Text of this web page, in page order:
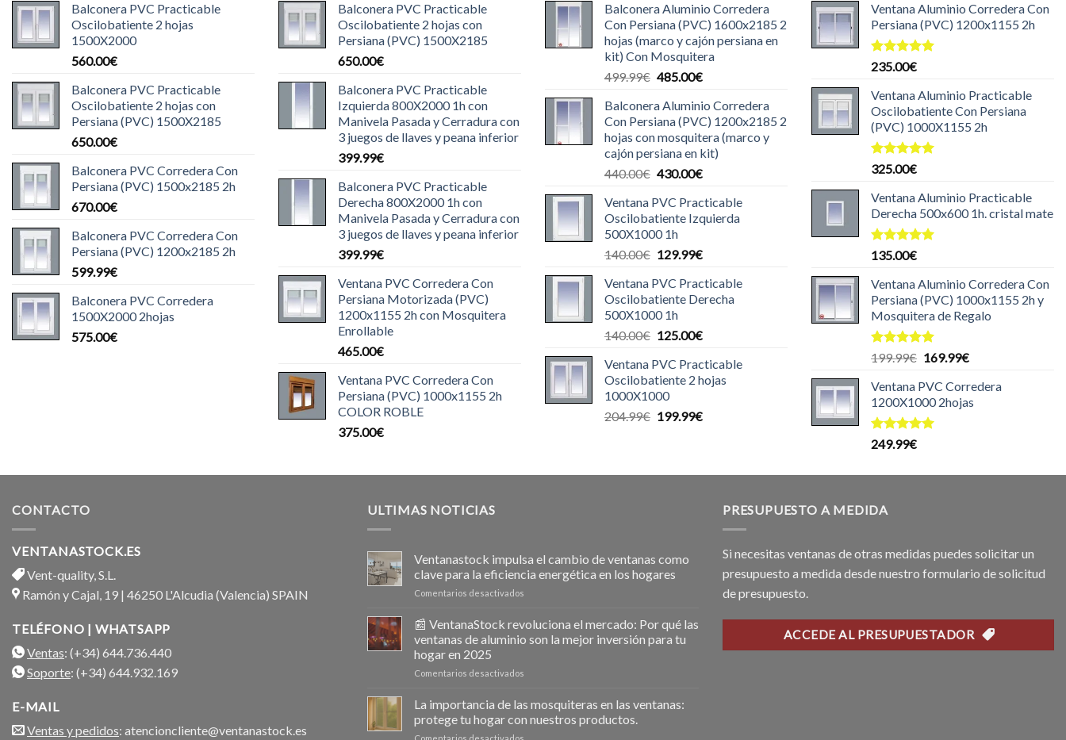
Balconera PVC Practicable
Oscilobatiente 2 hojas
1500X2000
560.00€
Balconera PVC Practicable
Oscilobatiente 2 hojas con
Persiana (PVC) 1500X2185
650.00€
Balconera PVC Corredera Con
Persiana (PVC) 1500x2185 2h
670.00€
Balconera PVC Corredera Con
Persiana (PVC) 1200x2185 2h
599.99€
Balconera PVC Corredera
1500X2000 2hojas
575.00€
Balconera PVC Practicable
Oscilobatiente 2 hojas con
Persiana (PVC) 1500X2185
650.00€
Balconera PVC Practicable
Izquierda 800X2000 1h con
Manivela Pasada y Cerradura con
3 juegos de llaves y peana inferior
399.99€
Balconera PVC Practicable
Derecha 800X2000 1h con
Manivela Pasada y Cerradura con
3 juegos de llaves y peana inferior
399.99€
Ventana PVC Corredera Con
Persiana Motorizada (PVC)
1200x1155 2h con Mosquitera
Enrollable
465.00€
Ventana PVC Corredera Con
Persiana (PVC) 1000x1155 2h
COLOR ROBLE
375.00€
Balconera Aluminio Corredera
Con Persiana (PVC) 1600x2185 2
hojas (marco y cajón persiana en
kit) Con Mosquitera
499.99€ El
original
era:
499.99€.
485.00€El
actual
es:
485.00€.
Balconera Aluminio Corredera
Con Persiana (PVC) 1200x2185 2
hojas con mosquitera (marco y
cajón persiana en kit)
440.00€ El
original
era:
440.00€.
430.00€El
actual
es:
Ventana PVC Practicable
Oscilobatiente Izquierda
500X1000 1h
140.00€ El
original
era:
140.00€.
129.99€El
actual
es:
Ventana PVC Practicable
Oscilobatiente Derecha
500X1000 1h
140.00€ El
original
era:
140.00€.
125.00€El
actual
es:
Ventana PVC Practicable
Oscilobatiente 2 hojas
1000X1000
204.99€ El
199.99€El
Ventana Aluminio Corredera Con
Persiana (PVC) 1200x1155 2h
Valorado
de 5
235.00€
Ventana Aluminio Practicable
Oscilobatiente Con Persiana
(PVC) 1000X1155 2h
Valorado
de 5
325.00€
Ventana Aluminio Practicable
Derecha 500x600 1h. cristal mate
Valorado
de 5
135.00€
Ventana Aluminio Corredera Con
Persiana (PVC) 1000x1155 2h y
Mosquitera de Regalo
Valorado
de 5
199.99€ El
original
era:
199.99€.
169.99€El
actual
es:
Ventana PVC Corredera
1200X1000 2hojas
Valorado
249.99€
CONTACTO
VENTANASTOCK.ES
Vent-quality, S.L.
Ramón y Cajal, 19 | 46250 L'Alcudia (Valencia) SPAIN
TELÉFONO | WHATSAPP
Ventas: (+34) 644.736.440
Soporte: (+34) 644.932.169
E-MAIL
Ventas y pedidos: atencioncliente@ventanastock.es
ULTIMAS NOTICIAS
Ventanastock impulsa el cambio de ventanas como
clave para la eficiencia energética en los hogares
Comentarios desactivados
impulsa
el
cambio
la
📰 VentanaStock revoluciona el mercado: Por qué las
ventanas de aluminio son la mejor inversión para tu
hogar en 2025
Comentarios desactivados
VentanaStock
revoluciona
el
La importancia de las mosquiteras en las ventanas:
protege tu hogar con nuestros productos.
PRESUPUESTO A MEDIDA
Si necesitas ventanas de otras medidas puedes solicitar un
presupuesto a medida desde nuestro formulario de solicitud
de presupuesto.
ACCEDE AL PRESUPUESTADOR